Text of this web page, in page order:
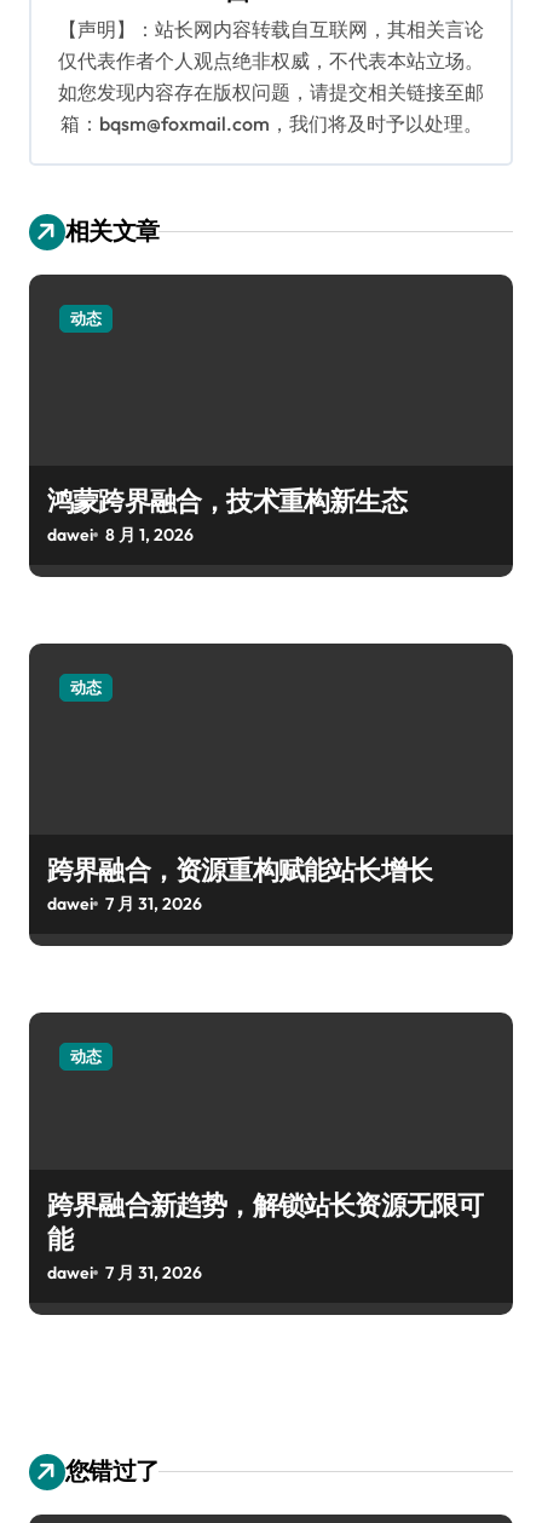
【声明】：站长网内容转载自互联网，其相关言论
仅代表作者个人观点绝非权威，不代表本站立场。
如您发现内容存在版权问题，请提交相关链接至邮
箱：bqsm@foxmail.com，我们将及时予以处理。
相关文章
动态
鸿蒙跨界融合，技术重构新生态
dawei 8 月 1, 2026
动态
跨界融合，资源重构赋能站长增长
dawei 7 月 31, 2026
动态
跨界融合新趋势，解锁站长资源无限可
能
dawei 7 月 31, 2026
您错过了